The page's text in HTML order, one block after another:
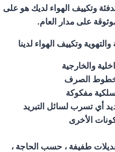
وتكييف الهواء لديك هو على
على مدار العام.
وتكييف الهواء لدينا
والخارجية
الصرف
مفكوكة
أي تسرب لسائل التبريد
الأخرى
طفيفة ، حسب الحاجة ،